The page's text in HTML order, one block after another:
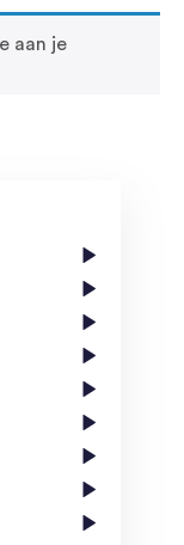
aan je